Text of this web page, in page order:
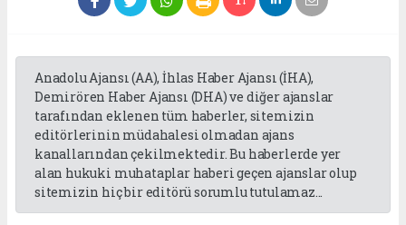
Anadolu Ajansı (AA), İhlas Haber Ajansı (İHA),
Demirören Haber Ajansı (DHA) ve diğer ajanslar
tarafından eklenen tüm haberler, sitemizin
editörlerinin müdahalesi olmadan ajans
kanallarından çekilmektedir. Bu haberlerde yer
alan hukuki muhataplar haberi geçen ajanslar olup
sitemizin hiç bir editörü sorumlu tutulamaz...